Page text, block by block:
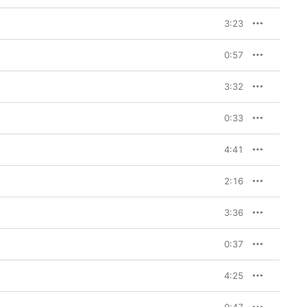
3:23
0:57
3:32
0:33
4:41
2:16
3:36
0:37
4:25